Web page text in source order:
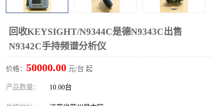
回收KEYSIGHT/N9344C是德N9343C出售
N9342C手持频谱分析仪
价格： 50000.00 元/台 起
产品数量： 10.00台
阻抗分析仪
频率计 无线测试仪
静电计